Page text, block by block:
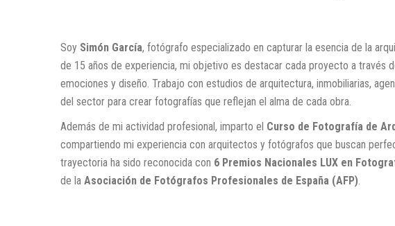
Soy Simón García, fotógrafo especializado en capturar la esencia de la
de 15 años de experiencia, mi objetivo es destacar cada proyecto a través
emociones y diseño. Trabajo con estudios de arquitectura, inmobiliarias,
del sector para crear fotografías que reflejan el alma de cada obra.
Además de mi actividad profesional, imparto el Curso de Fotografía de
compartiendo mi experiencia con arquitectos y fotógrafos que buscan
trayectoria ha sido reconocida con 6 Premios Nacionales LUX en
de la Asociación de Fotógrafos Profesionales de España (AFP).